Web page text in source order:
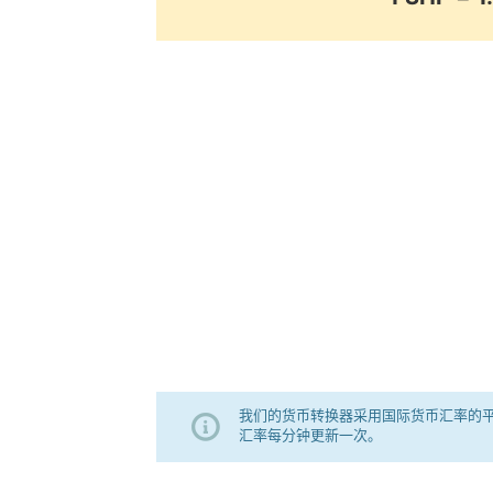
我们的货币转换器采用国际货币汇率的平
汇率每分钟更新一次。